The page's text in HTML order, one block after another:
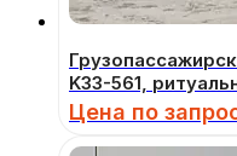
K33-561,
Цена по